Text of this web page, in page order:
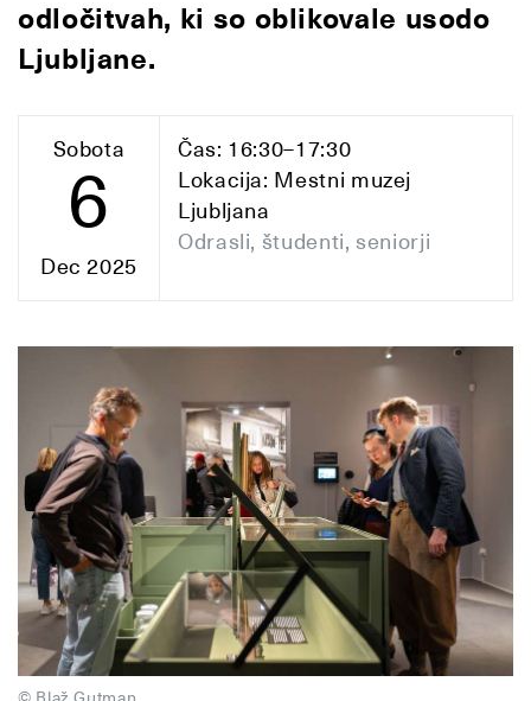
odločitvah, ki so oblikovale usodo
Ljubljane.
Sobota
6
Dec 2025
Čas: 16:30–17:30
Lokacija: Mestni muzej
Ljubljana
Odrasli, študenti, seniorji